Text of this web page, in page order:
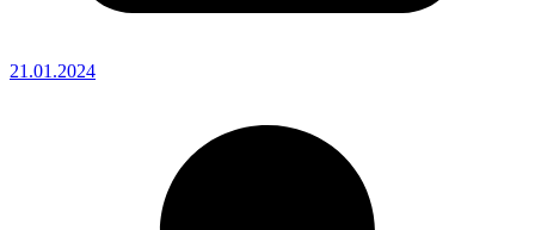
21.01.2024